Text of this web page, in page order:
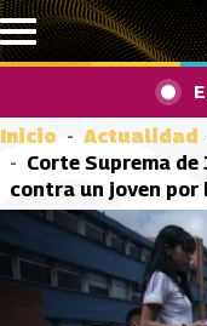
Pasar al contenido
Inicio Actualidad
Corte Suprema
contra un joven por